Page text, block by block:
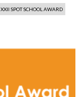
XXII SPOT SCHOOL AWARD